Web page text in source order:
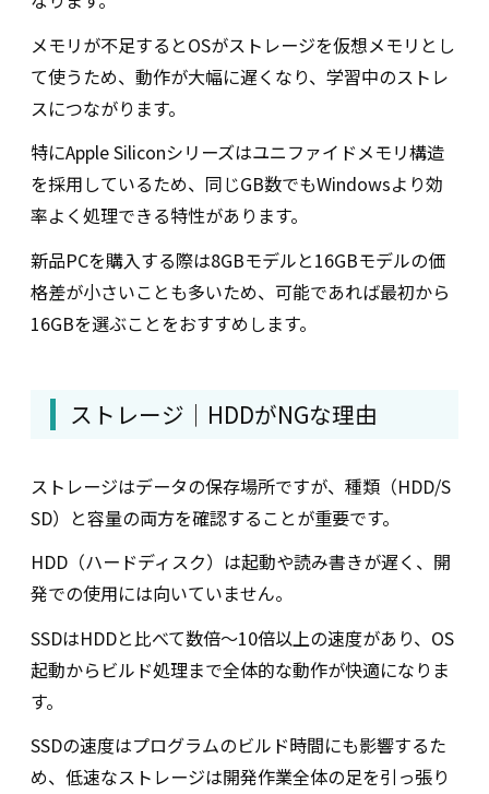
メモリが不足するとOSがストレージを仮想メモリとし
て使うため、動作が大幅に遅くなり、学習中のストレ
スにつながります。
特にApple Siliconシリーズはユニファイドメモリ構造
を採用しているため、同じGB数でもWindowsより効
率よく処理できる特性があります。
新品PCを購入する際は8GBモデルと16GBモデルの価
格差が小さいことも多いため、可能であれば最初から
16GBを選ぶことをおすすめします。
ストレージ｜HDDがNGな理由
ストレージはデータの保存場所ですが、種類（HDD/S
SD）と容量の両方を確認することが重要です。
HDD（ハードディスク）は起動や読み書きが遅く、開
発での使用には向いていません。
SSDはHDDと比べて数倍〜10倍以上の速度があり、OS
起動からビルド処理まで全体的な動作が快適になりま
す。
SSDの速度はプログラムのビルド時間にも影響するた
め、低速なストレージは開発作業全体の足を引っ張り